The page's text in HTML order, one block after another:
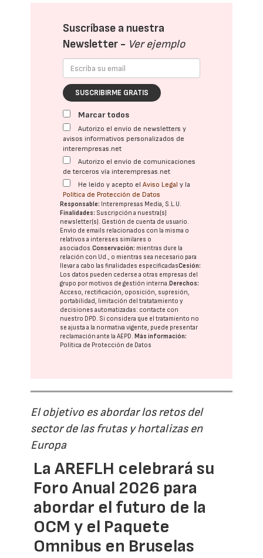
Suscríbase a nuestra
Newsletter - Ver ejemplo
SUSCRIBIRME GRATIS
Marcar todos
Autorizo el envío de newsletters y
avisos informativos personalizados de
interempresas.net
Autorizo el envío de comunicaciones
de terceros vía interempresas.net
He leído y acepto elAviso Legal y la
Política de Protección de Datos
Responsable: Interempresas Media, S.L.U.
Finalidades: Suscripción a nuestra(s)
newsletter(s). Gestión de cuenta de usuario.
Envío de emails relacionados con la misma o
relativos a intereses similares o
asociados.Conservación: mientras dure la
relación con Ud., o mientras sea necesario para
llevar a cabo las finalidades especificadasCesión:
Los datos pueden cederse a otras empresas del
grupo por motivos de gestión interna. Derechos:
Acceso, rectificación, oposición, supresión,
portabilidad, limitación del tratatamiento y
decisiones automatizadas: contacte con
nuestro DPD. Si considera que el tratamiento no
se ajusta a la normativa vigente, puede presentar
reclamación ante laAEPD. Más información:
Política de Protección de Datos
El objetivo es abordar los retos del
sector de las frutas y hortalizas en
Europa
La AREFLH celebrará su
Foro Anual 2026 para
abordar el futuro de la
OCM y el Paquete
Omnibus en Bruselas